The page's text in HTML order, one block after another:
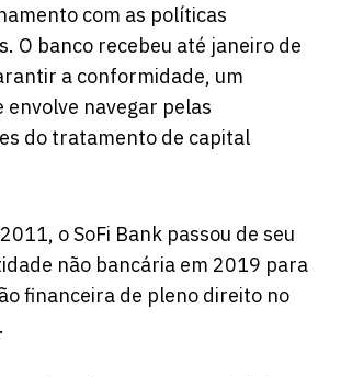
com as políticas
O banco recebeu até janeiro de
a conformidade, um
envolve navegar pelas
do tratamento de capital
o SoFi Bank passou de seu
não bancária em 2019 para
financeira de pleno direito no